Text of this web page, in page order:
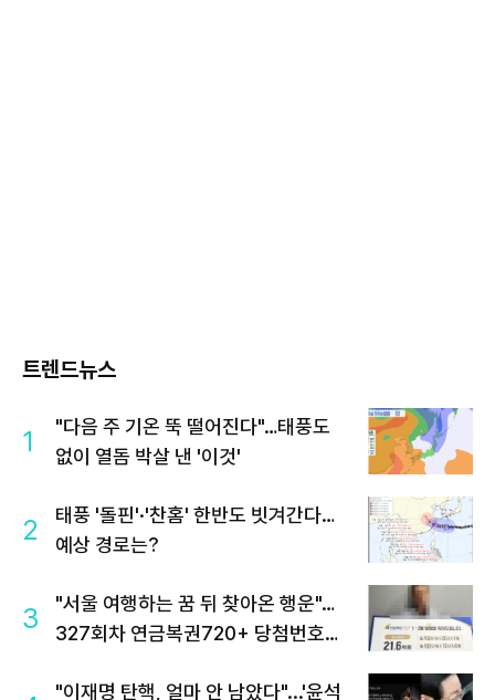
트렌드뉴스
1
"다음 주 기온 뚝 떨어진다"…태풍도
없이 열돔 박살 낸 '이것'
2
태풍 '돌핀'·'찬홈' 한반도 빗겨간다…
예상 경로는?
3
"서울 여행하는 꿈 뒤 찾아온 행운"…
327회차 연금복권720+ 당첨번호조
"이재명 탄핵, 얼마 안 남았다"...'윤석